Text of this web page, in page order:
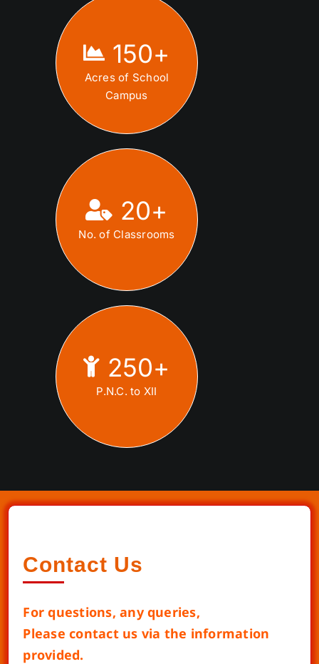
150+
Acres of School
Campus
20+
No. of Classrooms
250+
P.N.C. to XII
Contact Us
For questions, any queries,
Please contact us via the information
provided.